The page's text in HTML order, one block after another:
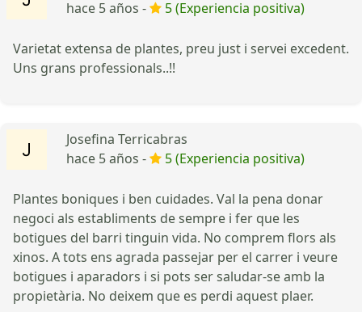
hace 5 años -
5 (Experiencia positiva)
Varietat extensa de plantes, preu just i servei excedent.
Uns grans professionals..!!
Josefina Terricabras
hace 5 años -
5 (Experiencia positiva)
Plantes boniques i ben cuidades. Val la pena donar
negoci als establiments de sempre i fer que les
botigues del barri tinguin vida. No comprem flors als
xinos. A tots ens agrada passejar per el carrer i veure
botigues i aparadors i si pots ser saludar-se amb la
propietària. No deixem que es perdi aquest plaer.